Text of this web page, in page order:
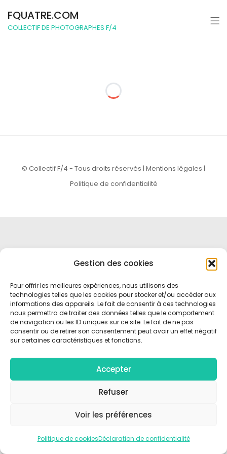
Gestion des cookies
Pour offrir les meilleures expériences, nous utilisons des
technologies telles que les cookies pour stocker et/ou accéder aux
informations des appareils. Le fait de consentir à ces technologies
nous permettra de traiter des données telles que le comportement
de navigation ou les ID uniques sur ce site. Le fait de ne pas
consentir ou de retirer son consentement peut avoir un effet négatif
sur certaines caractéristiques et fonctions.
Accepter
Refuser
Voir les préférences
Politique de cookiesDéclaration de confidentialité
FQUATRE.COM
COLLECTIF DE PHOTOGRAPHES F/4
© Collectif F/4 - Tous droits réservés | Mentions légales |
Politique de confidentialité